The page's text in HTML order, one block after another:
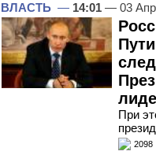
ВЛАСТЬ — 14:01 — 03
При
2098